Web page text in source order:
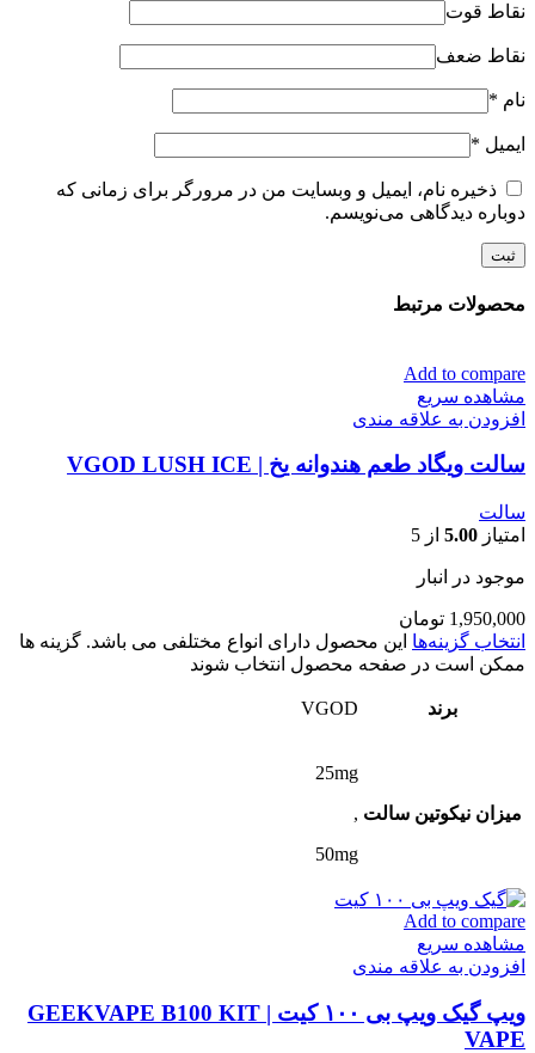
نقاط قوت
نقاط ضعف
نام *
ایمیل *
ذخیره نام، ایمیل و وبسایت من در مرورگر برای زمانی که
دوباره دیدگاهی می‌نویسم.
محصولات مرتبط
Add to compare
مشاهده سریع
افزودن به علاقه مندی
سالت ویگاد طعم هندوانه یخ | VGOD LUSH ICE
سالت
امتیاز 5.00 از 5
موجود در انبار
1,950,000 تومان
انتخاب گزینه‌ها این محصول دارای انواع مختلفی می باشد. گزینه ها
ممکن است در صفحه محصول انتخاب شوند
برند VGOD
میزان نیکوتین سالت
25mg
,
50mg
Add to compare
مشاهده سریع
افزودن به علاقه مندی
ویپ گیک ویپ بی ۱۰۰ کیت | GEEKVAPE B100 KIT
VAPE